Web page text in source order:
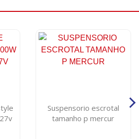
Suspensorio escrotal
tamanho p mercur